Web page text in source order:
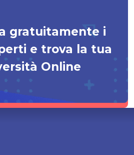
gratuitamente i
e trova la tua
Online